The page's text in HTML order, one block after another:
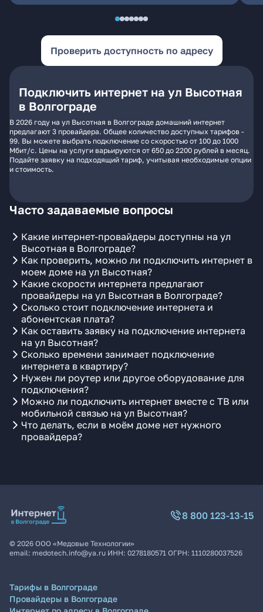
Проверить доступность по адресу
Подключить интернет на ул Высотная
в Волгограде
В 2026 году на ул Высотная в Волгограде домашний интернет
предлагают 3 провайдера. Общее количество доступных тарифов -
99. Вы можете выбрать подключение со скоростью от 100 до 1000
Мбит/с. Цены на услуги варьируются от 650 до 2200 рублей в месяц.
Подайте заявку на подходящий тариф, учитывая необходимые опции
и стоимость.
Часто задаваемые вопросы
Какие интернет-провайдеры доступны на ул
Высотная в Волгограде?
Как проверить, можно ли подключить интернет в
моем доме на ул Высотная?
Какие скорости интернета предлагают
провайдеры на ул Высотная в Волгограде?
Сколько стоит подключение интернета и
абонентская плата?
Как оставить заявку на подключение интернета
на ул Высотная?
Сколько времени занимает подключение
интернета в квартиру?
Нужен ли роутер или другое оборудование для
подключения?
Можно ли подключить интернет вместе с ТВ или
мобильной связью на ул Высотная?
Что делать, если в моём доме нет нужного
провайдера?
8 800 123-13-15
© 2026 ООО «Медовые Технологии»
email: medotech.info@ya.ru ИНН: 0278180571 ОГРН: 1110280037526
Тарифы в Волгограде
Провайдеры в Волгограде